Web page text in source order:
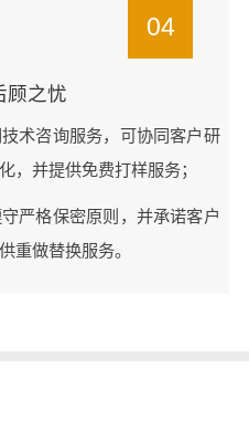
04
顾之忧
术咨询服务，可协同客户研
，并提供免费打样服务；
严格保密原则，并承诺客户
重做替换服务。